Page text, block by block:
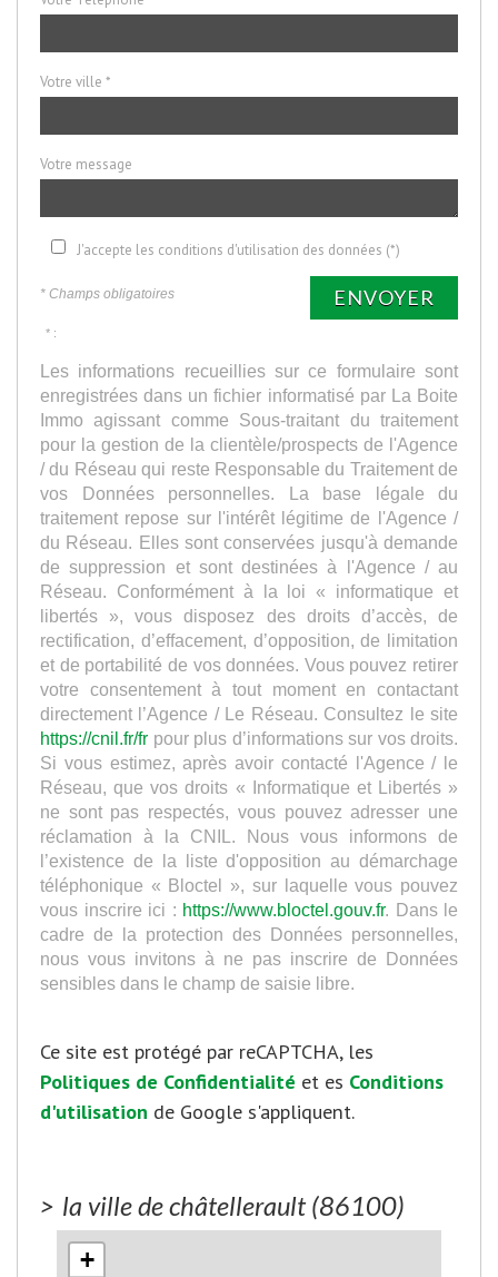
Votre ville *
Votre message
J'accepte les conditions d'utilisation des données (*)
* Champs obligatoires ENVOYER
* :
Les informations recueillies sur ce formulaire sont
enregistrées dans un fichier informatisé par La Boite
Immo agissant comme Sous-traitant du traitement
pour la gestion de la clientèle/prospects de l'Agence
/ du Réseau qui reste Responsable du Traitement de
vos Données personnelles. La base légale du
traitement repose sur l'intérêt légitime de l'Agence /
du Réseau. Elles sont conservées jusqu'à demande
de suppression et sont destinées à l'Agence / au
Réseau. Conformément à la loi « informatique et
libertés », vous disposez des droits d’accès, de
rectification, d’effacement, d’opposition, de limitation
et de portabilité de vos données. Vous pouvez retirer
votre consentement à tout moment en contactant
directement l’Agence / Le Réseau. Consultez le site
https://cnil.fr/fr pour plus d’informations sur vos droits.
Si vous estimez, après avoir contacté l'Agence / le
Réseau, que vos droits « Informatique et Libertés »
ne sont pas respectés, vous pouvez adresser une
réclamation à la CNIL. Nous vous informons de
l’existence de la liste d'opposition au démarchage
téléphonique « Bloctel », sur laquelle vous pouvez
vous inscrire ici : https://www.bloctel.gouv.fr. Dans le
cadre de la protection des Données personnelles,
nous vous invitons à ne pas inscrire de Données
sensibles dans le champ de saisie libre.
Ce site est protégé par reCAPTCHA, les
Politiques de Confidentialité et es Conditions
d'utilisation de Google s'appliquent.
> la ville de châtellerault (86100)
+